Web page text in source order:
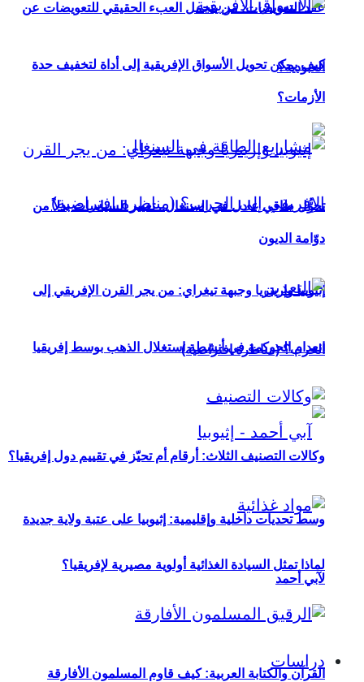
عقد التعويضات: من يتحمل العبء الحقيقي للتعويضات عن
العبودية؟
إثيوبيا وإريتريا وجبهة تيغراي: من يجر القرن الإفريقي إلى
الحرب؟ (مناظرة افتراضية)
وسط تحديات داخلية وإقليمية: إثيوبيا على عتبة ولاية جديدة
لآبي أحمد
دراسات
كيف يمكن تحويل الأسواق الإفريقية إلى أداة لتخفيف حدة
الأزمات؟
تحوُّل طاقي عادل في السنغال.. تغيير السياسات بدلاً من
دوّامة الديون
انعدام الحوكمة في أنشطة استغلال الذهب بوسط إفريقيا
وكالات التصنيف الثلاث: أرقام أم تحيّز في تقييم دول إفريقيا؟
لماذا تمثل السيادة الغذائية أولوية مصيرية لإفريقيا؟
القرآن والكتابة العربية: كيف قاوم المسلمون الأفارقة